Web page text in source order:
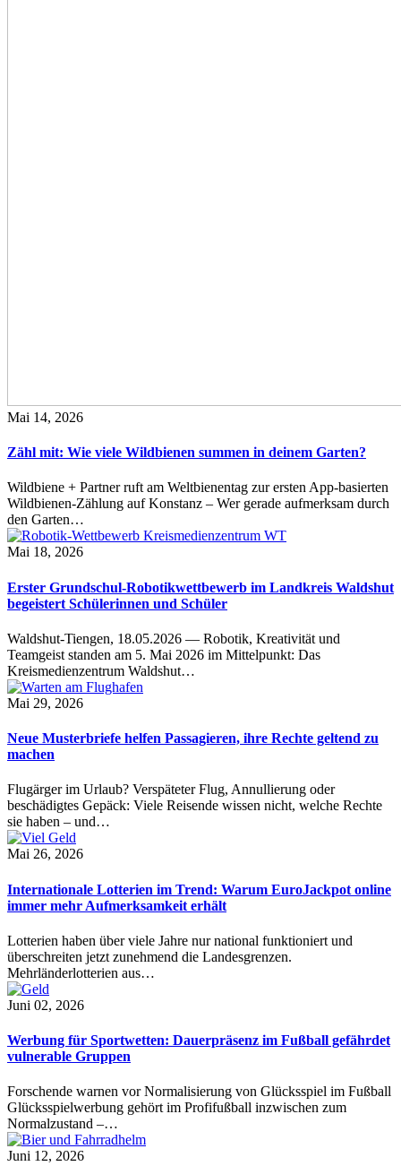
Mai 14, 2026
Zähl mit: Wie viele Wildbienen summen in deinem Garten?
Wildbiene + Partner ruft am Weltbienentag zur ersten App-basierten
Wildbienen-Zählung auf Konstanz – Wer gerade aufmerksam durch
den Garten…
Mai 18, 2026
Erster Grundschul-Robotikwettbewerb im Landkreis Waldshut
begeistert Schülerinnen und Schüler
Waldshut-Tiengen, 18.05.2026 — Robotik, Kreativität und
Teamgeist standen am 5. Mai 2026 im Mittelpunkt: Das
Kreismedienzentrum Waldshut…
Mai 29, 2026
Neue Musterbriefe helfen Passagieren, ihre Rechte geltend zu
machen
Flugärger im Urlaub? Verspäteter Flug, Annullierung oder
beschädigtes Gepäck: Viele Reisende wissen nicht, welche Rechte
sie haben – und…
Mai 26, 2026
Internationale Lotterien im Trend: Warum EuroJackpot online
immer mehr Aufmerksamkeit erhält
Lotterien haben über viele Jahre nur national funktioniert und
überschreiten jetzt zunehmend die Landesgrenzen.
Mehrländerlotterien aus…
Juni 02, 2026
Werbung für Sportwetten: Dauerpräsenz im Fußball gefährdet
vulnerable Gruppen
Forschende warnen vor Normalisierung von Glücksspiel im Fußball
Glücksspielwerbung gehört im Profifußball inzwischen zum
Normalzustand –…
Juni 12, 2026